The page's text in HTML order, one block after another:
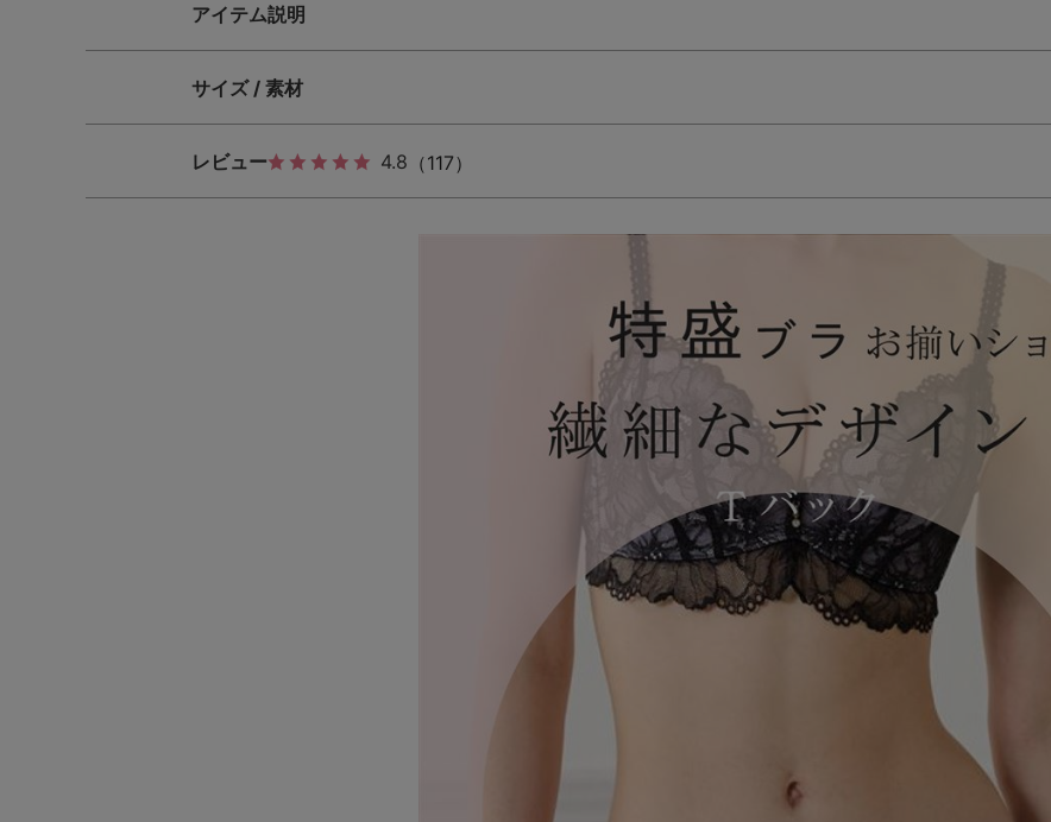
アイテム説明
サイズ / 素材
レビュー 4.8 （117）